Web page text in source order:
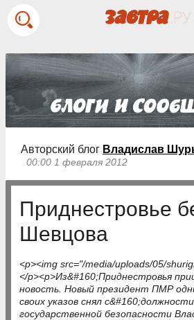
Авторский блог Владислав
00:00 1 февраля 2012
Приднестровье
Шевцова
<p><img src="/media/uploads/05/
</p><p>Из&#160;Приднестровья
новость. Новый президент ПМР
своих указов снял
государственной безопасности